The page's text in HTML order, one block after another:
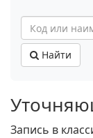
Найти
Запись в